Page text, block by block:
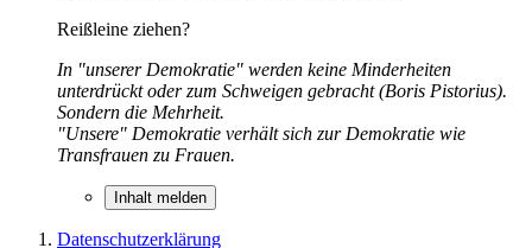
Reißleine ziehen?
In "unserer Demokratie" werden keine Minderheiten
unterdrückt oder zum Schweigen gebracht (Boris Pistorius).
Sondern die Mehrheit.
"Unsere" Demokratie verhält sich zur Demokratie wie
Transfrauen zu Frauen.
Inhalt melden
Datenschutzerklärung